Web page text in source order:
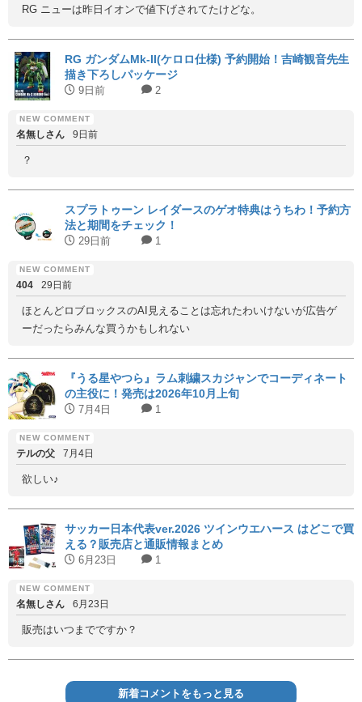
RG ニューは昨日イオンで値下げされてたけどな。
RG ガンダムMk-II(ケロロ仕様) 予約開始！吉崎観音先生
描き下ろしパッケージ
9日前 2
名無しさん 9日前
？
スプラトゥーン レイダースのゲオ特典はうちわ！予約方
法と期間をチェック！
29日前 1
404 29日前
ほとんどロブロックスのAI見えることは忘れたわいけないが広告ゲ
ーだったらみんな買うかもしれない
『うる星やつら』ラム刺繍スカジャンでコーディネート
の主役に！発売は2026年10月上旬
7月4日 1
テルの父 7月4日
欲しい♪
サッカー日本代表ver.2026 ツインウエハース はどこで買
える？販売店と通販情報まとめ
6月23日 1
名無しさん 6月23日
販売はいつまでですか？
新着コメントをもっと見る